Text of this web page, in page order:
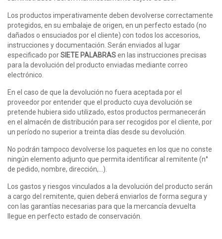
Los productos imperativamente deben devolverse correctamente
protegidos, en su embalaje de origen, en un perfecto estado (no
dañados o ensuciados por el cliente) con todos los accesorios,
instrucciones y documentación. Serán enviados al lugar
especificado porSIETE PALABRASen las instrucciones precisas
para la devolución del producto enviadas mediante correo
electrónico.
En el caso de que la devolución no fuera aceptada por el
proveedor por entender que el producto cuya devolución se
pretende hubiera sido utilizado, estos productos permanecerán
en el almacén de distribución para ser recogidos por el cliente, por
un período no superior a treinta días desde su devolución.
No podrán tampoco devolverse los paquetes en los que no conste
ningún elemento adjunto que permita identificar al remitente (n°
de pedido, nombre, dirección,…).
Los gastos y riesgos vinculados a la devolución del producto serán
a cargo del remitente, quien deberá enviarlos de forma segura y
con las garantías necesarias para que la mercancía devuelta
llegue en perfecto estado de conservación.